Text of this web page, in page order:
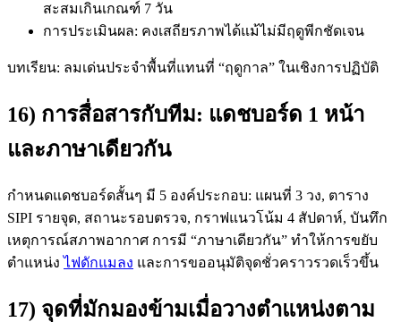
สะสมเกินเกณฑ์ 7 วัน
การประเมินผล: คงเสถียรภาพได้แม้ไม่มีฤดูพีกชัดเจน
บทเรียน: ลมเด่นประจำพื้นที่แทนที่ “ฤดูกาล” ในเชิงการปฏิบัติ
16) การสื่อสารกับทีม: แดชบอร์ด 1 หน้า
และภาษาเดียวกัน
กำหนดแดชบอร์ดสั้นๆ มี 5 องค์ประกอบ: แผนที่ 3 วง, ตาราง
SIPI รายจุด, สถานะรอบตรวจ, กราฟแนวโน้ม 4 สัปดาห์, บันทึก
เหตุการณ์สภาพอากาศ การมี “ภาษาเดียวกัน” ทำให้การขยับ
ตำแหน่งไฟดักแมลง และการขออนุมัติจุดชั่วคราวรวดเร็วขึ้น
17) จุดที่มักมองข้ามเมื่อวางตำแหน่งตาม